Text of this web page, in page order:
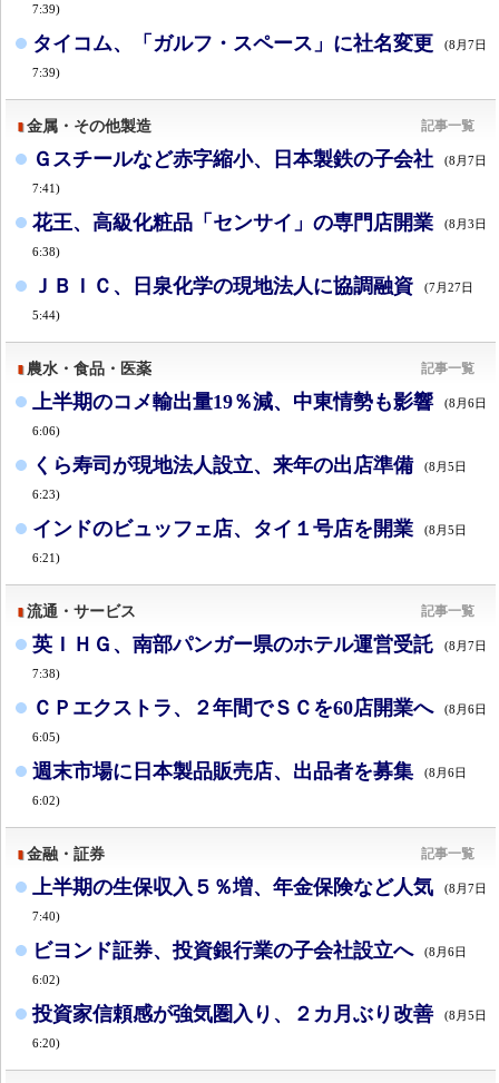
7:39)
タイコム、「ガルフ・スペース」に社名変更 (8月7日
7:39)
金属・その他製造 記事一覧
Ｇスチールなど赤字縮小、日本製鉄の子会社 (8月7日
7:41)
花王、高級化粧品「センサイ」の専門店開業 (8月3日
6:38)
ＪＢＩＣ、日泉化学の現地法人に協調融資 (7月27日
5:44)
農水・食品・医薬 記事一覧
上半期のコメ輸出量19％減、中東情勢も影響 (8月6日
6:06)
くら寿司が現地法人設立、来年の出店準備 (8月5日
6:23)
インドのビュッフェ店、タイ１号店を開業 (8月5日
6:21)
流通・サービス 記事一覧
英ＩＨＧ、南部パンガー県のホテル運営受託 (8月7日
7:38)
ＣＰエクストラ、２年間でＳＣを60店開業へ (8月6日
6:05)
週末市場に日本製品販売店、出品者を募集 (8月6日
6:02)
金融・証券 記事一覧
上半期の生保収入５％増、年金保険など人気 (8月7日
7:40)
ビヨンド証券、投資銀行業の子会社設立へ (8月6日
6:02)
投資家信頼感が強気圏入り、２カ月ぶり改善 (8月5日
6:20)